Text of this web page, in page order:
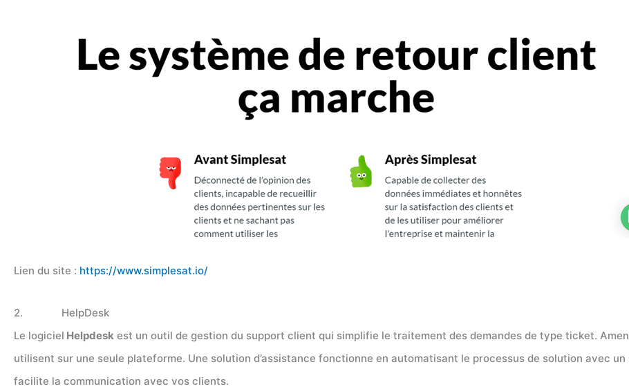
Lien du site : https://www.simplesat.io/
2. HelpDesk
Le logiciel Helpdesk est un outil de gestion du support client qui simplifie le traitement des demandes de type ticket.
utilisent sur une seule plateforme. Une solution d’assistance fonctionne en automatisant le processus de solution avec
facilite la communication avec vos clients.